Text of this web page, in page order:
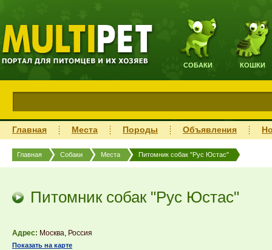
СОБАКИ КОШКИ
Главная Места Породы Объявления
Главная Собаки Места Питомник собак "Рус Юстас"
Питомник собак "Рус Юстас"
Адрес: Москва, Россия
Показать на карте